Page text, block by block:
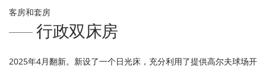
客房和套房
行政双床房
2025年4月翻新。新设了一个日光床，充分利用了提供高尔夫球场开